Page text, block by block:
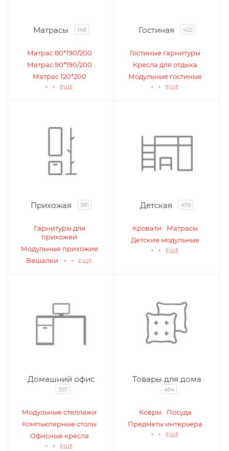
Матрасы 148
Матрас 80*190/200
Матрас 90*190/200
Матрас 120*200
+ + ЕЩЕ
Гостиная 422
Гостиные гарнитуры
Кресла для отдыха
Модульные гостиные
+ + ЕЩЕ
Прихожая 381
Гарнитуры для
прихожей
Модульные прихожие
Вешалки
+ + ЕЩЕ
Детская 479
Кровати
Матрасы
Детские модульные
+ + ЕЩЕ
Домашний офис
357
Модульные стеллажи
Компьютерные столы
Офисные кресла
+ + ЕЩЕ
Товары для дома
484
Ковры
Посуда
Предметы интерьера
+ + ЕЩЕ